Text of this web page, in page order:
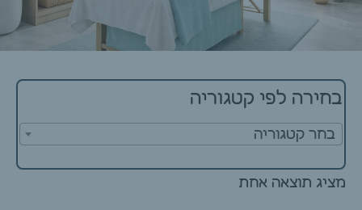
בחירה לפי קטגוריה
בחר קטגוריה
מציג תוצאה אחת